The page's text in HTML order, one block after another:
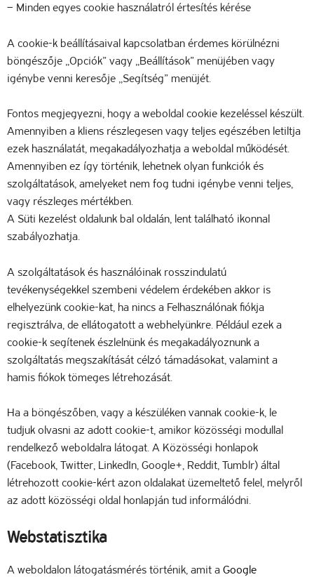
– Minden egyes cookie használatról értesítés kérése
A cookie-k beállításaival kapcsolatban érdemes körülnézni
böngészője „Opciók” vagy „Beállítások” menüjében vagy
igénybe venni keresője „Segítség” menüjét.
Fontos megjegyezni, hogy a weboldal cookie kezeléssel készült.
Amennyiben a kliens részlegesen vagy teljes egészében letiltja
ezek használatát, megakadályozhatja a weboldal működését.
Amennyiben ez így történik, lehetnek olyan funkciók és
szolgáltatások, amelyeket nem fog tudni igénybe venni teljes,
vagy részleges mértékben.
A Süti kezelést oldalunk bal oldalán, lent található ikonnal
szabályozhatja.
A szolgáltatások és használóinak rosszindulatú
tevékenységekkel szembeni védelem érdekében akkor is
elhelyezünk cookie-kat, ha nincs a Felhasználónak fiókja
regisztrálva, de ellátogatott a webhelyünkre. Például ezek a
cookie-k segítenek észlelnünk és megakadályoznunk a
szolgáltatás megszakítását célzó támadásokat, valamint a
hamis fiókok tömeges létrehozását.
Ha a böngészőben, vagy a készüléken vannak cookie-k, le
tudjuk olvasni az adott cookie-t, amikor közösségi modullal
rendelkező weboldalra látogat. A Közösségi honlapok
(Facebook, Twitter, LinkedIn, Google+, Reddit, Tumblr) által
létrehozott cookie-kért azon oldalakat üzemeltető felel, melyről
az adott közösségi oldal honlapján tud informálódni.
Webstatisztika
A weboldalon látogatásmérés történik, amit a Google